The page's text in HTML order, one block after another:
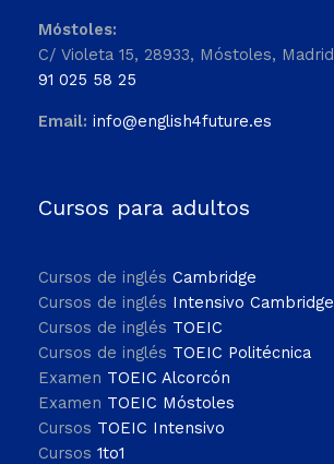
Móstoles:
C/ Violeta 15, 28933, Móstoles, Madrid
91 025 58 25
Email: info@english4future.es
Cursos para adultos
Cursos de inglés Cambridge
Cursos de inglés Intensivo Cambridge
Cursos de inglés TOEIC
Cursos de inglés TOEIC Politécnica
Examen TOEIC Alcorcón
Examen TOEIC Móstoles
Cursos TOEIC Intensivo
Cursos 1to1